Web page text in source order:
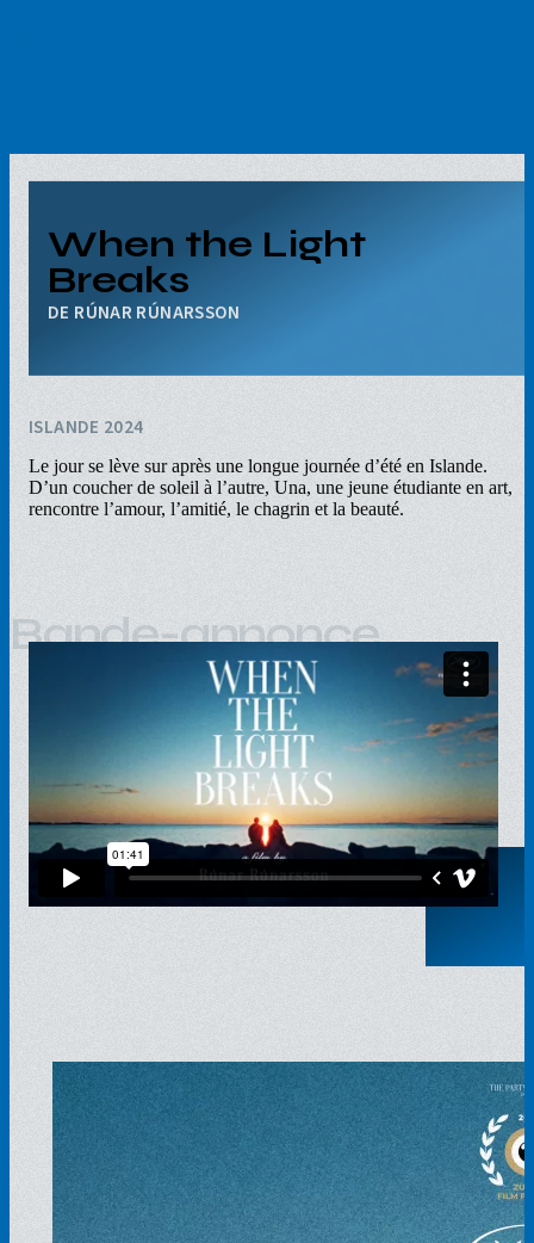
When the Light
Breaks
RÚNAR RÚNARSSON
ISLANDE 2024
Le jour se lève sur après une longue journée d’été en Islande.
D’un coucher de soleil à l’autre, Una, une jeune étudiante en art,
rencontre l’amour, l’amitié, le chagrin et la beauté.
Bande-annonce